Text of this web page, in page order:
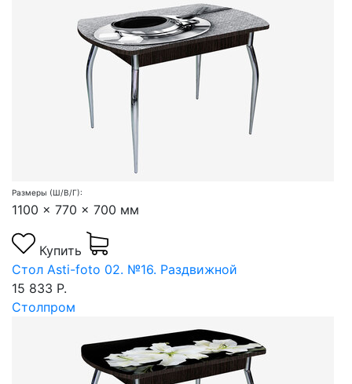
Размеры (Ш/В/Г):
1100 x 770 x 700 мм
Купить
Стол Asti-foto 02. №16. Раздвижной
15 833 Р.
Столпром